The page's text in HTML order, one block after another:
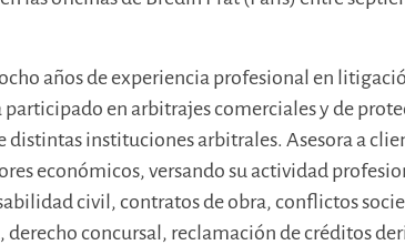
años de experiencia profesional en
en arbitrajes comerciales y de
distintas instituciones arbitrales. Asesora a
económicos, versando su actividad
civil, contratos de obra, conflictos
derecho concursal, reclamación de créditos